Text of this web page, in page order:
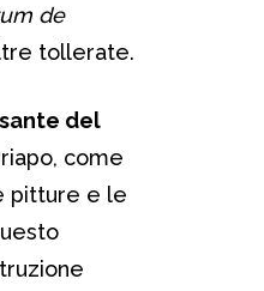
de
tollerate.
del
come
pitture e le